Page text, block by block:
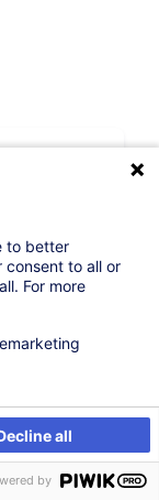
mesure
choisies.
to better
consent to all or
For more
all
by